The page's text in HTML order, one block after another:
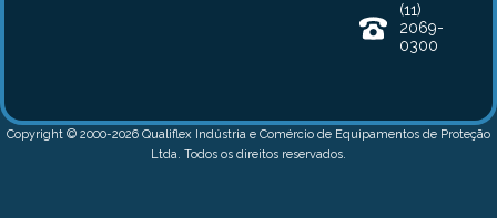
(11)
2069-
0300
Copyright © 2000-2026 Qualiflex Indústria e Comércio de Equipamentos de Proteção
Ltda. Todos os direitos reservados.